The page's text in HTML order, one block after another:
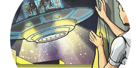
protectrice noire.